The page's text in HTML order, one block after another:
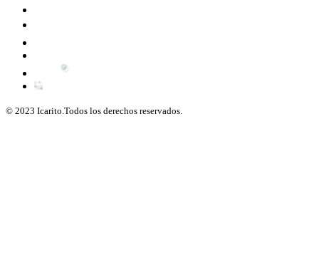
© 2023 Icarito.Todos los derechos reservados.